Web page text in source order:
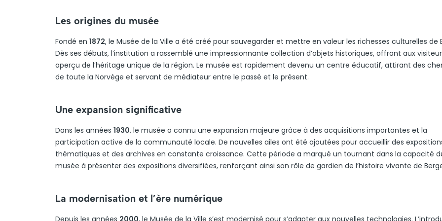
Les origines du musée
Fondé en 1872, le Musée de la Ville a été créé pour sauvegarder et mettre en valeur les richesses culturelles de
Dès ses débuts, l’institution a rassemblé une impressionnante collection d’objets historiques, offrant aux
aperçu de l’héritage unique de la région. Le musée est rapidement devenu un centre éducatif, attirant des
de toute la Norvège et servant de médiateur entre le passé et le présent.
Une expansion significative
Dans les années 1930, le musée a connu une expansion majeure grâce à des acquisitions importantes et la
participation active de la communauté locale. De nouvelles ailes ont été ajoutées pour accueillir des
thématiques et des archives en constante croissance. Cette période a marqué un tournant dans la capacité
musée à présenter des expositions diversifiées, renforçant ainsi son rôle de gardien de l’histoire vivante de
La modernisation et l’ère numérique
Depuis les années 2000, le Musée de la Ville s’est modernisé pour s’adapter aux nouvelles technologies.